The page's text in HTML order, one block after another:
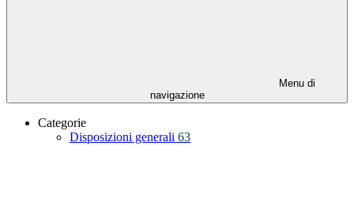
Menu di
navigazione
Categorie
Disposizioni generali 63